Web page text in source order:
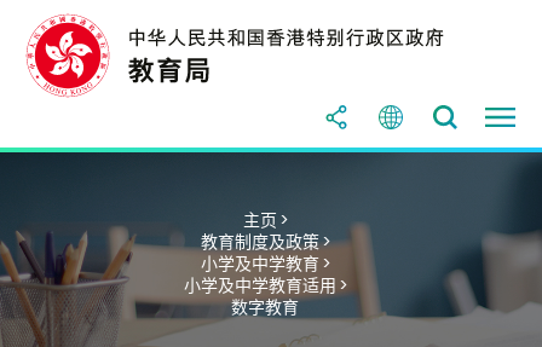
主页 >
教育制度及政策 >
小学及中学教育 >
小学及中学教育适用 >
数字教育